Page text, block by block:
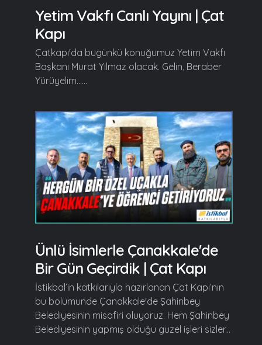
Yetim Vakfı Canlı Yayını | Çat
Kapı
Çatkapı'da bugünkü konuğumuz Yetim Vakfı
Başkanı Murat Yılmaz olacak. Gelin, Beraber
Yürüyelim......
Ünlü İsimlerle Çanakkale'de
Bir Gün Geçirdik | Çat Kapı
İstikbal’in katkılarıyla hazırlanan Çat Kapı’nın
bu bölümünde Çanakkale'de Şahinbey
Belediyesinin misafiri oluyoruz. Hem Şahinbey
Belediyesinin yapmış olduğu güzel işleri sizler...